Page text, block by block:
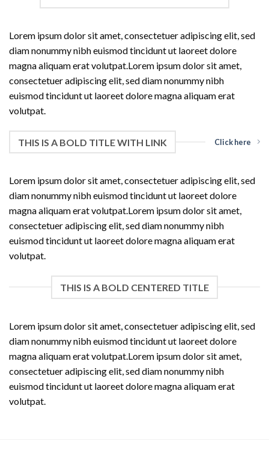
Lorem ipsum dolor sit amet, consectetuer adipiscing elit, sed
diam nonummy nibh euismod tincidunt ut laoreet dolore
magna aliquam erat volutpat.Lorem ipsum dolor sit amet,
consectetuer adipiscing elit, sed diam nonummy nibh
euismod tincidunt ut laoreet dolore magna aliquam erat
volutpat.
THIS IS A BOLD TITLE WITH LINK Click here
Lorem ipsum dolor sit amet, consectetuer adipiscing elit, sed
diam nonummy nibh euismod tincidunt ut laoreet dolore
magna aliquam erat volutpat.Lorem ipsum dolor sit amet,
consectetuer adipiscing elit, sed diam nonummy nibh
euismod tincidunt ut laoreet dolore magna aliquam erat
volutpat.
THIS IS A BOLD CENTERED TITLE
Lorem ipsum dolor sit amet, consectetuer adipiscing elit, sed
diam nonummy nibh euismod tincidunt ut laoreet dolore
magna aliquam erat volutpat.Lorem ipsum dolor sit amet,
consectetuer adipiscing elit, sed diam nonummy nibh
euismod tincidunt ut laoreet dolore magna aliquam erat
volutpat.